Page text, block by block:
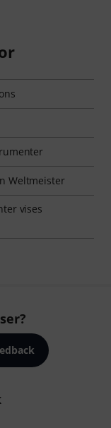
Weltmeister
vises